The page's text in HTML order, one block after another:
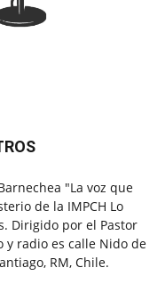
"La voz que
de la IMPCH Lo
Dirigido por el Pastor
y radio es calle Nido de
RM, Chile.